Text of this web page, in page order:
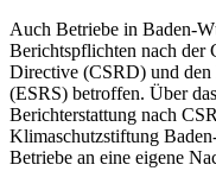
Auch Betriebe in Baden-
Berichtspflichten nach der
Directive (CSRD) und den
(ESRS) betroffen. Über
Berichterstattung nach
Klimaschutzstiftung
Betriebe an eine eigene